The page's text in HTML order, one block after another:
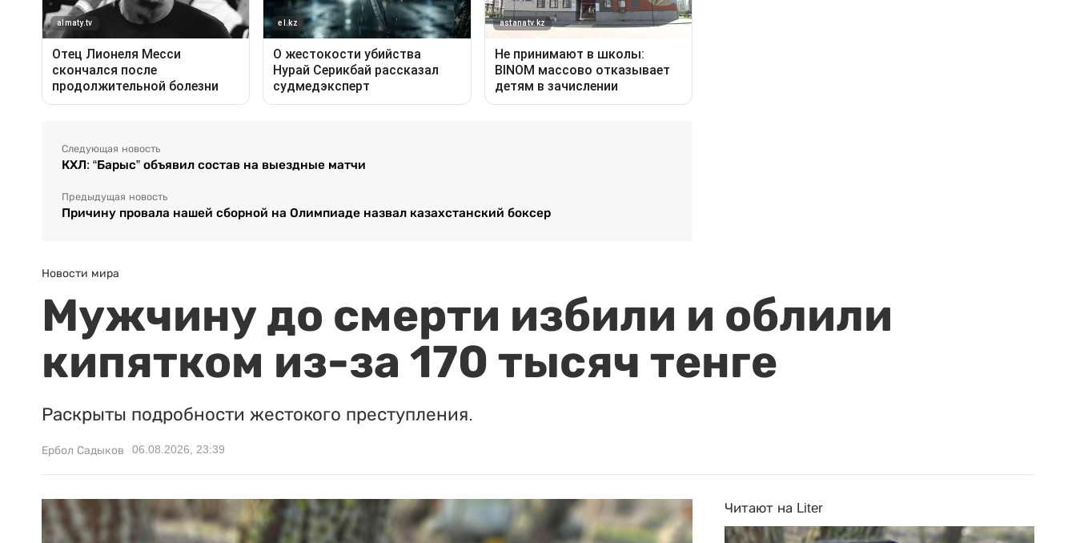
Следующая новость
КХЛ: “Барыс” объявил состав на выездные матчи
Предыдущая новость
Причину провала нашей сборной на Олимпиаде назвал казахстанский боксер
Новости мира
Мужчину до смерти избили и облили
кипятком из-за 170 тысяч тенге
Раскрыты подробности жестокого преступления.
Ербол Садыков 06.08.2026, 23:39
Читают на Liter